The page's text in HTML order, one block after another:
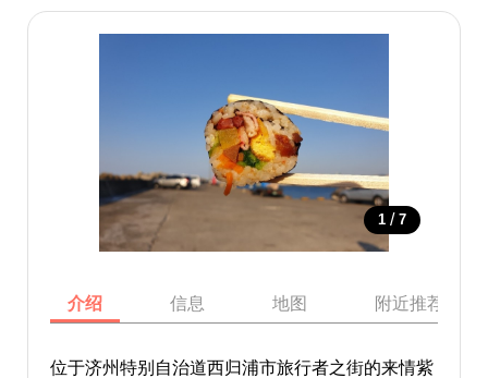
1 / 7
介绍 信息 地图 附近推荐景点
位于济州特别自治道西归浦市旅行者之街的来情紫